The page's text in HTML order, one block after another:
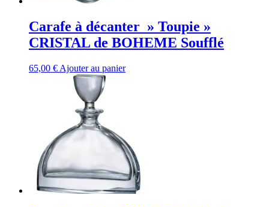
Carafe à décanter » Toupie »
CRISTAL de BOHEME Soufflé
65,00 € Ajouter au panier